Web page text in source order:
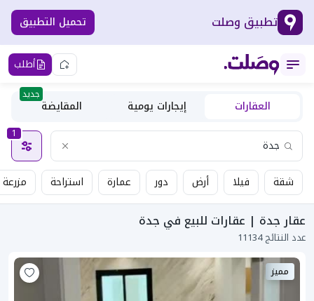
تطبيق وصلت تحميل التطبيق
أطلب
العقارات إيجارات يومية المقايضة
جديد
1
شقة فيلا أرض دور عمارة استراحة مزرعة
عقار جدة | عقارات للبيع في جدة
عدد النتائج 11134
مميز